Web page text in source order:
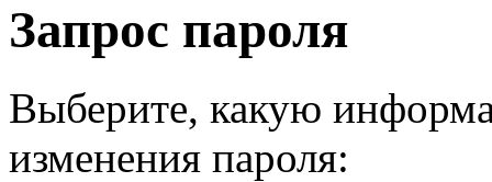
Запрос пароля
Выберите, какую
изменения пароля: